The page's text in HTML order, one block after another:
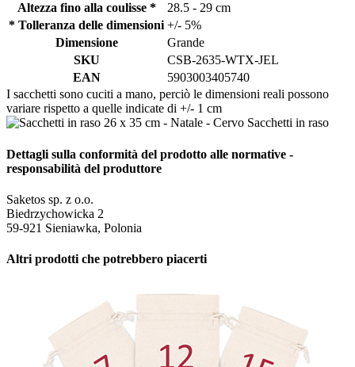
Altezza fino alla coulisse *
28.5 - 29 cm
* Tolleranza delle dimensioni +/- 5%
Dimensione
Grande
SKU
CSB-2635-WTX-JEL
EAN
5903003405740
I sacchetti sono cuciti a mano, perciò le dimensioni reali possono
variare rispetto a quelle indicate di +/- 1 cm
Dettagli sulla conformità del prodotto alle normative -
responsabilità del produttore
Saketos sp. z o.o.
Biedrzychowicka 2
59-921 Sieniawka, Polonia
Altri prodotti che potrebbero piacerti